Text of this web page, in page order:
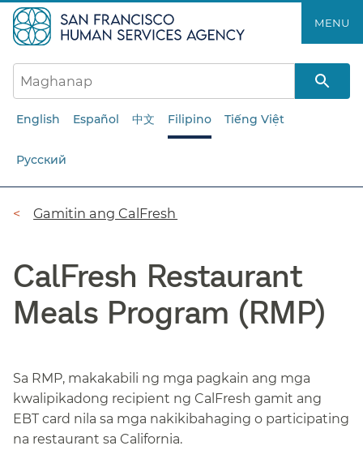
ang
pangunahing
nilalaman​​
MENU​​
English Español 中文 Filipino Tiếng Việt
Русский
Breadcrumb​​
Gamitin ang CalFresh​​
CalFresh Restaurant
Meals Program (RMP)​​
Sa RMP, makakabili ng mga pagkain ang mga
kwalipikadong recipient ng CalFresh gamit ang
EBT card nila sa mga nakikibahaging o participating
na restaurant sa California.​​